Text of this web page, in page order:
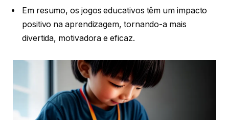
Em resumo, os jogos educativos têm um impacto
positivo na aprendizagem, tornando-a mais
divertida, motivadora e eficaz.